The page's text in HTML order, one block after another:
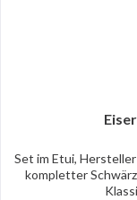
Set im Etui,
kompletter